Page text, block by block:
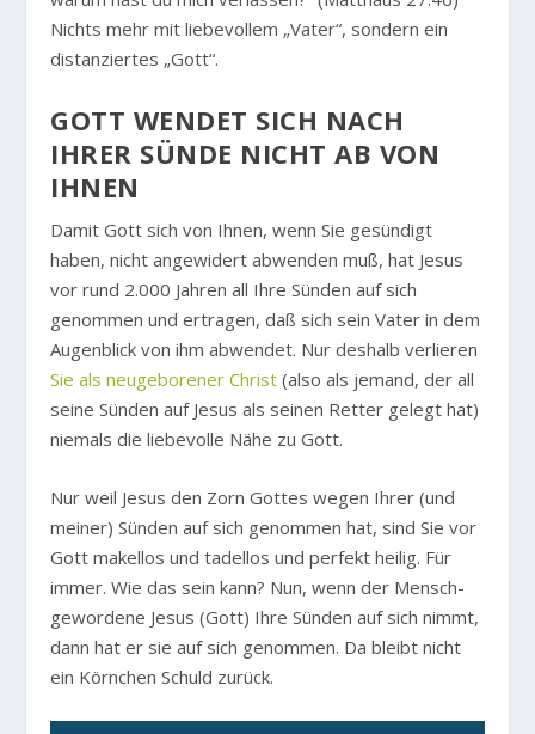
Nichts mehr mit liebevollem „Vater“, sondern ein
distanziertes „Gott“.
GOTT WENDET SICH NACH
IHRER SÜNDE NICHT AB VON
IHNEN
Damit Gott sich von Ihnen, wenn Sie gesündigt
haben, nicht angewidert abwenden muß, hat Jesus
vor rund 2.000 Jahren all Ihre Sünden auf sich
genommen und ertragen, daß sich sein Vater in dem
Augenblick von ihm abwendet. Nur deshalb verlieren
Sie als neugeborener Christ (also als jemand, der all
seine Sünden auf Jesus als seinen Retter gelegt hat)
niemals die liebevolle Nähe zu Gott.
Nur weil Jesus den Zorn Gottes wegen Ihrer (und
meiner) Sünden auf sich genommen hat, sind Sie vor
Gott makellos und tadellos und perfekt heilig. Für
immer. Wie das sein kann? Nun, wenn der Mensch-
gewordene Jesus (Gott) Ihre Sünden auf sich nimmt,
dann hat er sie auf sich genommen. Da bleibt nicht
ein Körnchen Schuld zurück.